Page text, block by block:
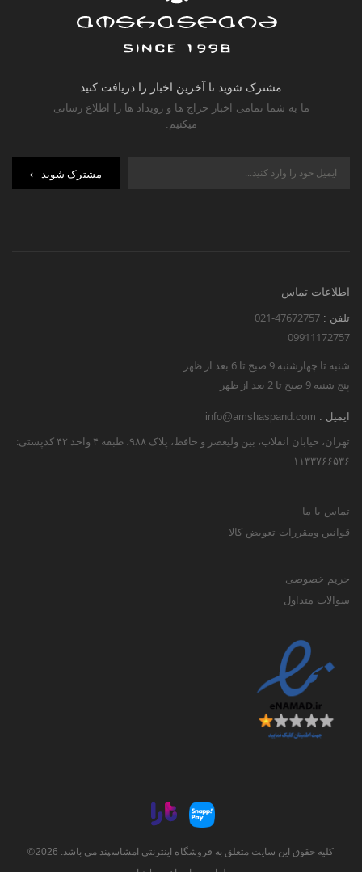
مشترک شوید تا آخرین اخبار را دریافت کنید
ما به شما تمامی اخبار حراج ها و رویداد ها را اطلاع رسانی
میکنیم.
مشترک شوید
اطلاعات تماس
تلفن : 021-47672757
09911172757
شنبه تا چهارشنبه 9 صبح تا 6 بعد از ظهر
پنج شنبه 9 صبح تا 2 بعد از ظهر
ایمیل : info@amshaspand.com
تهران، خیابان انقلاب، بین ولیعصر و حافظ، پلاک ۹۸۸، طبقه ۴ واحد ۴۲ کدپستی:
۱۱۳۳۷۶۶۵۳۶
تماس با ما
قوانین ومقررات تعویض کالا
حریم خصوصی
سوالات متداول
کلیه حقوق این سایت متعلق به فروشگاه اینترنتی امشاسپند می باشد. 2026©